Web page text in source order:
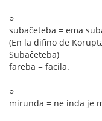
○
subaĉeteba = ema
(En la difino de
Subaĉeteba)
fareba = facila.
○
mirunda = ne inda je